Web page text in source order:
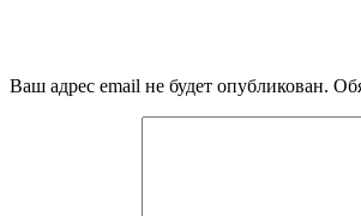
Ваш адрес email не будет опубликован.